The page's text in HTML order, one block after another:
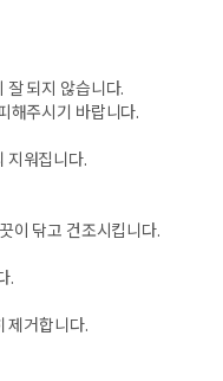
되지 않습니다.
해주시기 바랍니다.
지워집니다.
이 닦고 건조시킵니다.
.
제거합니다.